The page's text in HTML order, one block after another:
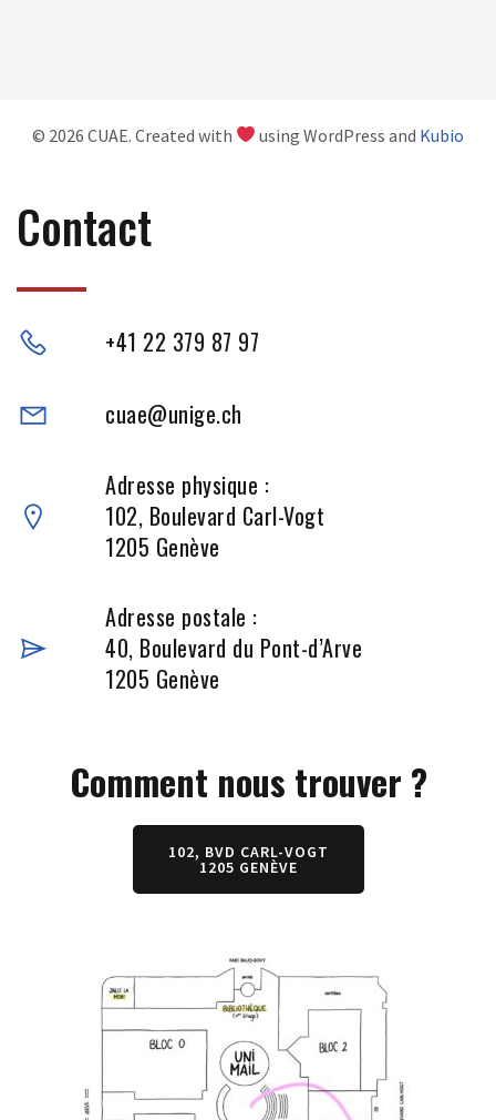
© 2026 CUAE. Created with using WordPress and Kubio
Contact
+41 22 379 87 97
cuae@unige.ch
Adresse physique :
102, Boulevard Carl-Vogt
1205 Genève
Adresse postale :
40, Boulevard du Pont-d’Arve
1205 Genève
Comment nous trouver ?
102, BVD CARL-VOGT
1205 GENÈVE